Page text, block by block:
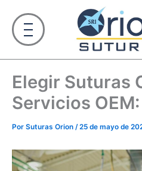
contenido
Elegir Suturas
Servicios OEM:
Por Suturas Orion /25 de mayo de